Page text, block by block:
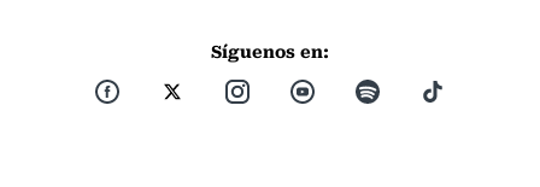
Síguenos en: